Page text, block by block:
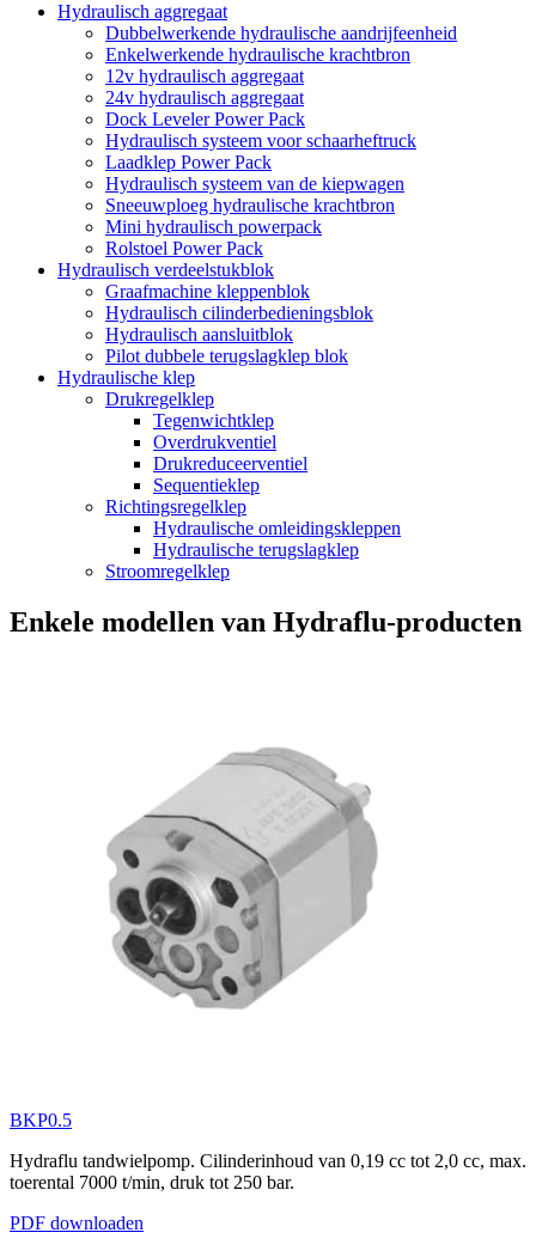
Hydraulisch aggregaat
Dubbelwerkende hydraulische aandrijfeenheid
Enkelwerkende hydraulische krachtbron
12v hydraulisch aggregaat
24v hydraulisch aggregaat
Dock Leveler Power Pack
Hydraulisch systeem voor schaarheftruck
Laadklep Power Pack
Hydraulisch systeem van de kiepwagen
Sneeuwploeg hydraulische krachtbron
Mini hydraulisch powerpack
Rolstoel Power Pack
Hydraulisch verdeelstukblok
Graafmachine kleppenblok
Hydraulisch cilinderbedieningsblok
Hydraulisch aansluitblok
Pilot dubbele terugslagklep blok
Hydraulische klep
Drukregelklep
Tegenwichtklep
Overdrukventiel
Drukreduceerventiel
Sequentieklep
Richtingsregelklep
Hydraulische omleidingskleppen
Hydraulische terugslagklep
Stroomregelklep
Enkele modellen van Hydraflu-producten
BKP0.5
Hydraflu tandwielpomp. Cilinderinhoud van 0,19 cc tot 2,0 cc, max.
toerental 7000 t/min, druk tot 250 bar.
PDF downloaden